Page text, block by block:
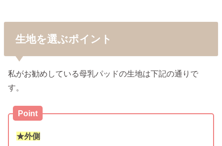
生地を選ぶポイント
私がお勧めしている母乳パッドの生地は下記の通りで
す。
Point
★外側